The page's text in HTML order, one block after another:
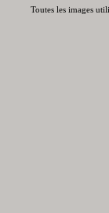
Toutes les images